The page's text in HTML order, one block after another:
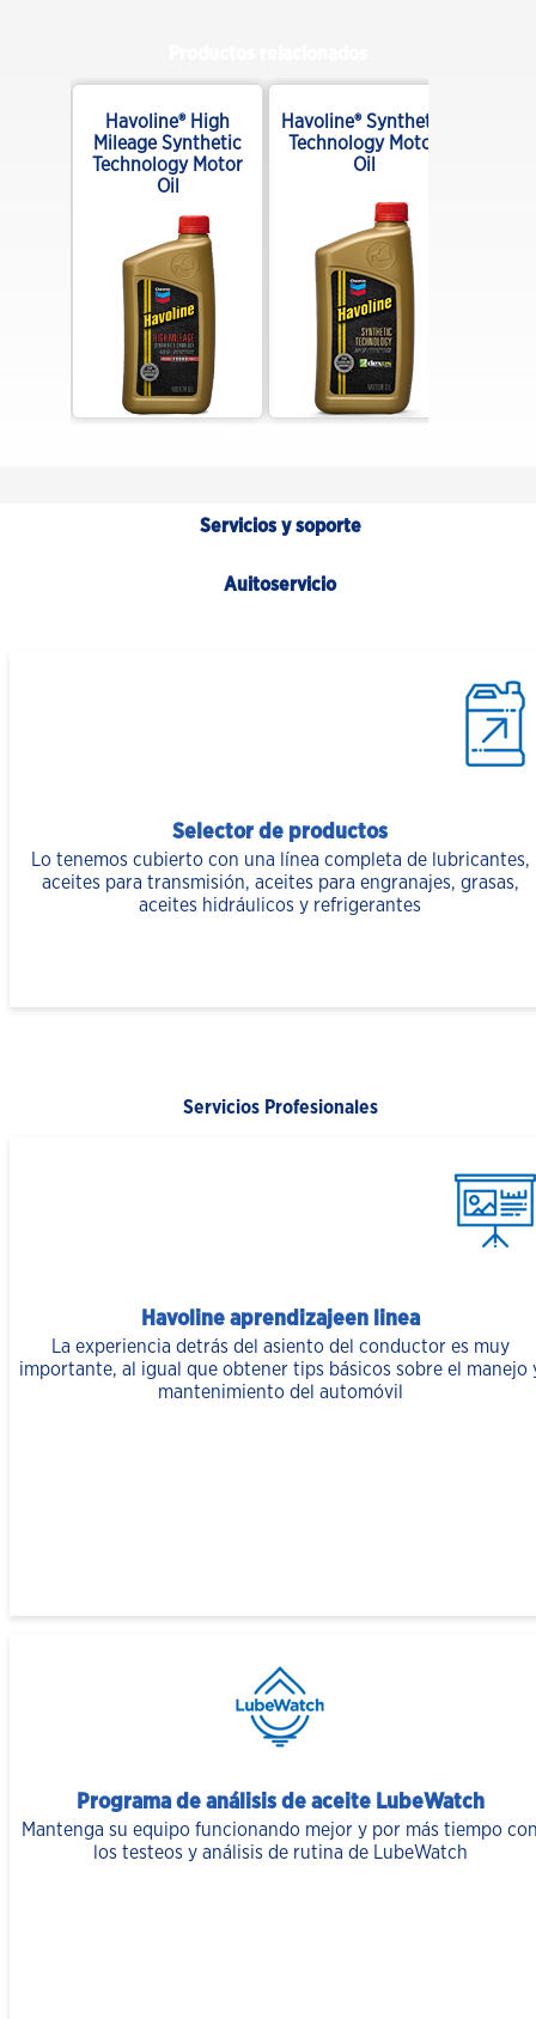
Havoline® High
Mileage Synthetic
Technology Motor
Oil
Havoline® Synthetic
Technology Motor
Oil
Servicios y soporte
Auitoservicio
Selector de productos
Lo tenemos cubierto con una línea completa de lubricantes,
aceites para transmisión, aceites para engranajes, grasas,
aceites hidráulicos y refrigerantes
Servicios Profesionales
Havoline aprendizajeen linea
La experiencia detrás del asiento del conductor es muy
importante, al igual que obtener tips básicos sobre el manejo
mantenimiento del automóvil
Programa de análisis de aceite LubeWatch
Mantenga su equipo funcionando mejor y por más tiempo
los testeos y análisis de rutina de LubeWatch